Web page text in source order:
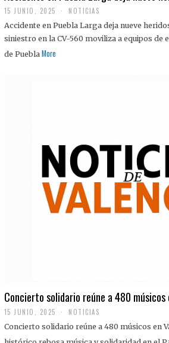
15 JUNIO, 2025 NOTICIAS
Accidente en Puebla Larga deja nueve
siniestro en la CV-560 moviliza a equipos de
de Puebla More
Concierto solidario reúne a 480 músicos
15 JUNIO, 2025 NOTICIAS
Concierto solidario reúne a 480 músicos en